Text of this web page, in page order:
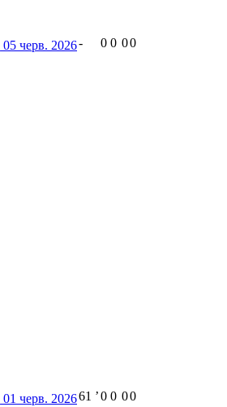
05 черв. 2026- 0 0 00
01 черв. 202661 ʼ0 0 00